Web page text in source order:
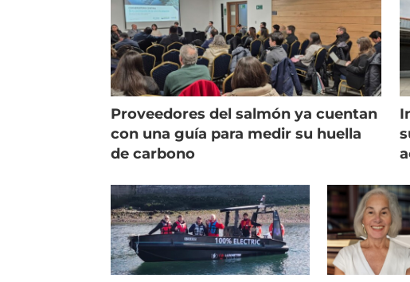
Proveedores del salmón ya cuentan
con una guía para medir su huella
de carbono